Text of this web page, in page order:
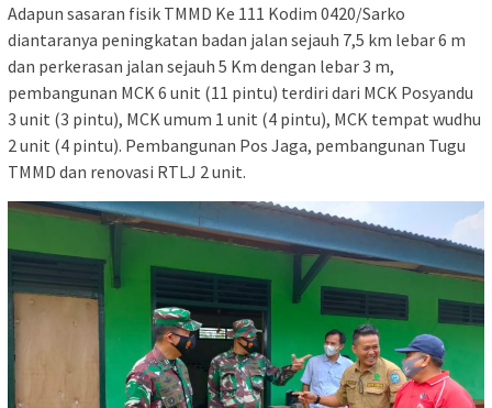
Adapun sasaran fisik TMMD Ke 111 Kodim 0420/Sarko
diantaranya peningkatan badan jalan sejauh 7,5 km lebar 6 m
dan perkerasan jalan sejauh 5 Km dengan lebar 3 m,
pembangunan MCK 6 unit (11 pintu) terdiri dari MCK Posyandu
3 unit (3 pintu), MCK umum 1 unit (4 pintu), MCK tempat wudhu
2 unit (4 pintu). Pembangunan Pos Jaga, pembangunan Tugu
TMMD dan renovasi RTLJ 2 unit.